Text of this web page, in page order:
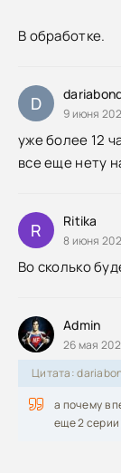
В обработке.
D 9 июня
уже более 12
все еще нету
R Ritika
8 июня
Во сколько
Admin
26 мая
Цитата:
а почему в
еще 2